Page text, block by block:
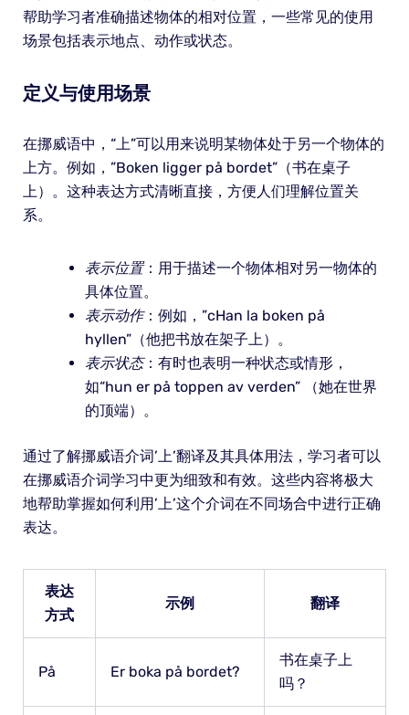
帮助学习者准确描述物体的相对位置，一些常见的使用
场景包括表示地点、动作或状态。
定义与使用场景
在挪威语中，“上”可以用来说明某物体处于另一个物体的
上方。例如，”Boken ligger på bordet”（书在桌子
上）。这种表达方式清晰直接，方便人们理解位置关
系。
表示位置：用于描述一个物体相对另一物体的
具体位置。
表示动作：例如，”сHan la boken på
hyllen”（他把书放在架子上）。
表示状态：有时也表明一种状态或情形，
如“hun er på toppen av verden” （她在世界
的顶端）。
通过了解挪威语介词’上’翻译及其具体用法，学习者可以
在挪威语介词学习中更为细致和有效。这些内容将极大
地帮助掌握如何利用’上’这个介词在不同场合中进行正确
表达。
表达
方式
示例 翻译
På Er boka på bordet?
书在桌子上
吗？